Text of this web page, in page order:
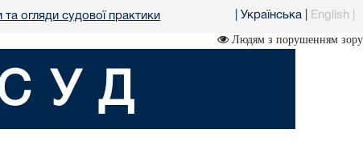
та огляди судової практики Українська English
Людям з порушенням зору